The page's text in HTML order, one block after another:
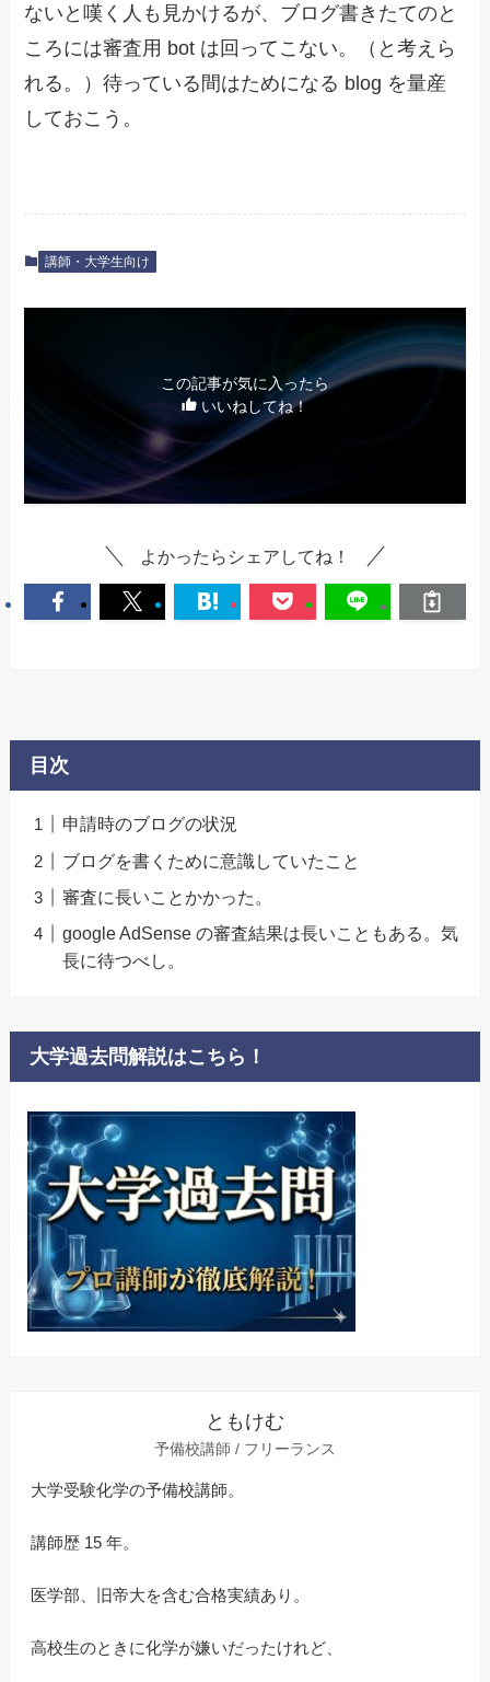
ないと嘆く人も見かけるが、ブログ書きたてのと
ころには審査用 bot は回ってこない。（と考えら
れる。）待っている間はためになる blog を量産
しておこう。
講師・大学生向け
この記事が気に入ったら
いいねしてね！
よかったらシェアしてね！
目次
申請時のブログの状況
ブログを書くために意識していたこと
審査に長いことかかった。
google AdSense の審査結果は長いこともある。気
長に待つべし。
大学過去問解説はこちら！
ともけむ
予備校講師 / フリーランス
大学受験化学の予備校講師。
講師歴 15 年。
医学部、旧帝大を含む合格実績あり。
高校生のときに化学が嫌いだったけれど、